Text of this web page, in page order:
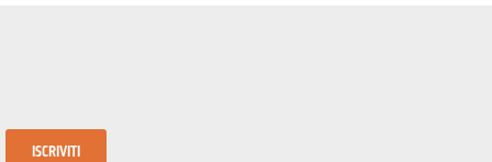
ISCRIVITI